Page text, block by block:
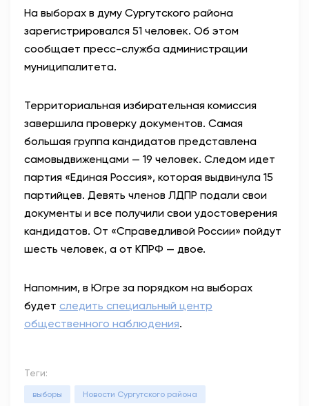
АНТИТЕРРОР
НОВОСТИ
81,41 94,06
Вход / Регистрация
На выборах в думу Сургутского района
зарегистрировался 51 человек. Об этом
сообщает пресс-служба администрации
муниципалитета.
Территориальная избирательная комиссия
завершила проверку документов. Самая
большая группа кандидатов представлена
самовыдвиженцами — 19 человек. Следом идет
партия «Единая Россия», которая выдвинула 15
партийцев. Девять членов ЛДПР подали свои
документы и все получили свои удостоверения
кандидатов. От «Справедливой России» пойдут
шесть человек, а от КПРФ — двое.
Напомним, в Югре за порядком на выборах
будет следить специальный центр
общественного наблюдения.
Теги:
выборы Новости Сургутского района